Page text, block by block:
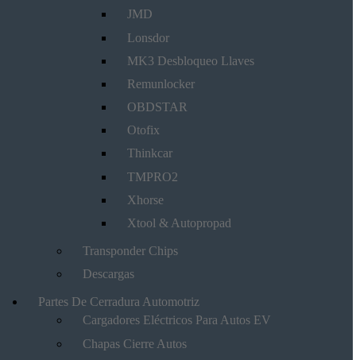
JMD
Lonsdor
MK3 Desbloqueo Llaves
Remunlocker
OBDSTAR
Otofix
Thinkcar
TMPRO2
Xhorse
Xtool & Autopropad
Transponder Chips
Descargas
Partes De Cerradura Automotriz
Cargadores Eléctricos Para Autos EV
Chapas Cierre Autos